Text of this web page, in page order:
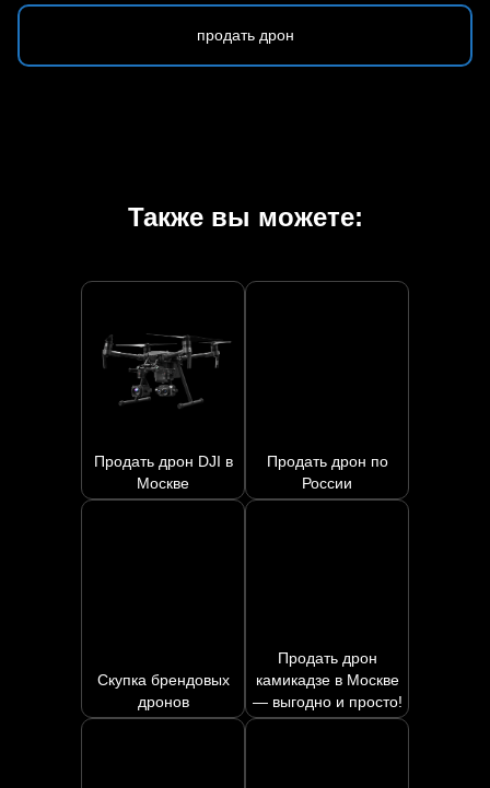
продать дрон
Также вы можете:
Продать дрон DJI в
Москве
Продать дрон по
России
Скупка брендовых
дронов
Продать дрон
камикадзе в Москве
— выгодно и просто!